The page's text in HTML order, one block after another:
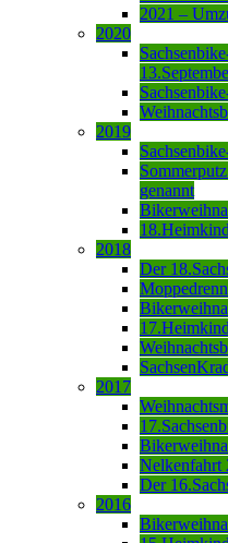
2021 –
2020
2019
genannt
2018
Der
2017
Nelkenfahrt
Der
2016